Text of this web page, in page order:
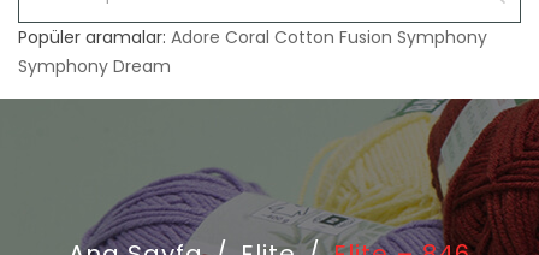
Popüler aramalar: Adore Coral Cotton Fusion Symphony
Symphony Dream